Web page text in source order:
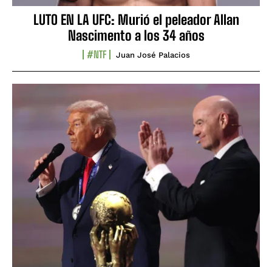
LUTO EN LA UFC: Murió el peleador Allan
Nascimento a los 34 años
#NTF Juan José Palacios